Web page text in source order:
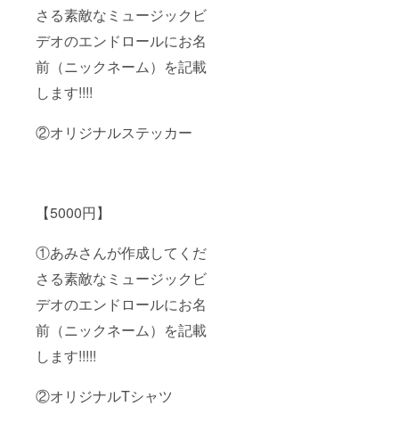
さる素敵なミュージックビ
デオのエンドロールにお名
前（ニックネーム）を記載
します!!!!
②オリジナルステッカー
【5000円】
①あみさんが作成してくだ
さる素敵なミュージックビ
デオのエンドロールにお名
前（ニックネーム）を記載
します!!!!!
②オリジナルTシャツ